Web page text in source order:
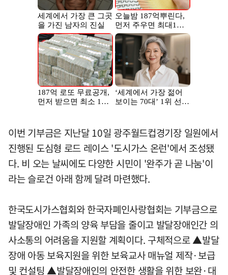
이번 기부금은 지난달 10일 광주월드컵경기장 일원에서
진행된 도심형 로드 레이스 '도시가스 온런'에서 조성됐
다. 비 오는 날씨에도 다양한 시민이 '완주가 곧 나눔'이
라는 슬로건 아래 함께 달려 마련했다.
한국도시가스협회와 한국자폐인사랑협회는 기부금으로
발달장애인 가족의 양육 부담을 줄이고 발달장애인간 의
사소통의 어려움을 지원할 계획이다. 구체적으로 ▲발달
장애 아동 보육지원을 위한 보육교사 매뉴얼 제작·보급
및 컨설팅 ▲발달장애인의 안전한 생활을 위한 보완·대